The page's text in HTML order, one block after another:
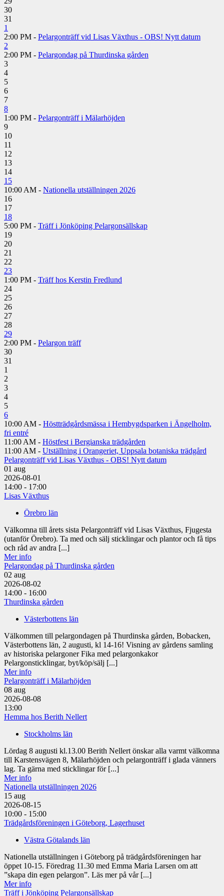
30
31
1
2:00 PM - Pelargonträff vid Lisas Växthus - OBS! Nytt datum
2
2:00 PM - Pelargondag på Thurdinska gården
3
4
5
6
7
8
1:00 PM - Pelargonträff i Mälarhöjden
9
10
11
12
13
14
15
10:00 AM - Nationella utställningen 2026
16
17
18
5:00 PM - Träff i Jönköping Pelargonsällskap
19
20
21
22
23
1:00 PM - Träff hos Kerstin Fredlund
24
25
26
27
28
29
2:00 PM - Pelargon träff
30
31
1
2
3
4
5
6
10:00 AM - Höstträdgårdsmässa i Hembygdsparken i Ängelholm,
fri entré
11:00 AM - Höstfest i Bergianska trädgården
11:00 AM - Utställning i Orangeriet, Uppsala botaniska trädgård
Pelargonträff vid Lisas Växthus - OBS! Nytt datum
01 aug
2026-08-01
14:00 - 17:00
Lisas Växthus
Örebro län
Välkomna till årets sista Pelargonträff vid Lisas Växthus, Fjugesta
(utanför Örebro). Ta med och sälj sticklingar och plantor och få tips
och råd av andra [...]
Mer info
Pelargondag på Thurdinska gården
02 aug
2026-08-02
14:00 - 16:00
Thurdinska gården
Västerbottens län
Välkommen till pelargondagen på Thurdinska gården, Bobacken,
Västerbottens län, 2 augusti, kl 14-16! Visning av gårdens samling
av historiska pelargoner Fika med pelargonkakor
Pelargonsticklingar, byt/köp/sälj [...]
Mer info
Pelargonträff i Mälarhöjden
08 aug
2026-08-08
13:00
Hemma hos Berith Nellert
Stockholms län
Lördag 8 augusti kl.13.00 Berith Nellert önskar alla varmt välkomna
till Karstensvägen 8, Mälarhöjden och pelargonträff i glada vänners
lag. Ta gärna med sticklingar för [...]
Mer info
Nationella utställningen 2026
15 aug
2026-08-15
10:00 - 15:00
Trädgårdsföreningen i Göteborg, Lagerhuset
Västra Götalands län
Nationella utställningen i Göteborg på trädgårdsföreningen har
öppet 10-15. Föredrag 11.30 med Emma Maria Larsen om att
”skapa din egen pelargon”. Läs mer på vår [...]
Mer info
Träff i Jönköping Pelargonsällskap